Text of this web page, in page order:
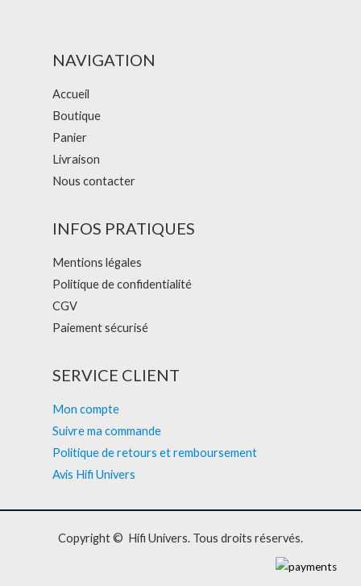
NAVIGATION
Accueil
Boutique
Panier
Livraison
Nous contacter
INFOS PRATIQUES
Mentions légales
Politique de confidentialité
CGV
Paiement sécurisé
SERVICE CLIENT
Mon compte
Suivre ma commande
Politique de retours et remboursement
Avis Hifi Univers
Copyright © Hifi Univers. Tous droits réservés.